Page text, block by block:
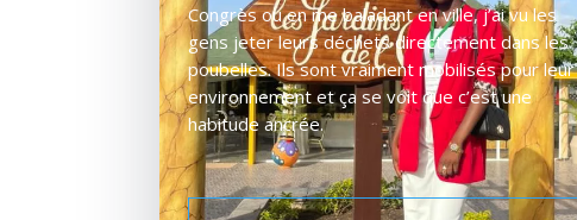
Congrès ou en me baladant en ville, j’ai vu les
gens jeter leurs déchets directement dans les
poubelles. Ils sont vraiment mobilisés pour leur
environnement et ça se voit que c’est une
habitude ancrée.